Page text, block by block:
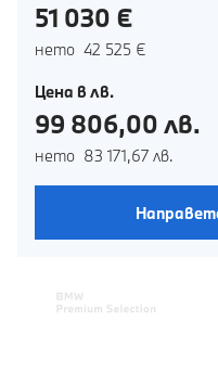
51 030 €
нето 42 525 €
Цена в лв.
99 806,00 лв.
нето 83 171,67 лв.